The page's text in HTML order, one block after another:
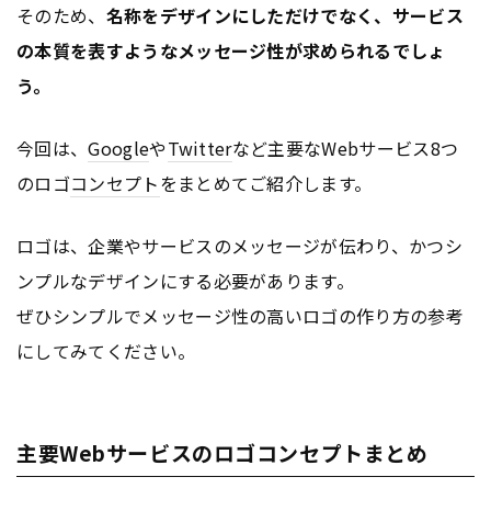
そのため、 名称をデザインにしただけでなく、サービス
の本質を表すようなメッセージ性が求められるでしょ
う。
今回は、GoogleやTwitterなど主要なWebサービス8つ
のロゴコンセプトをまとめてご紹介します。
ロゴは、企業やサービスのメッセージが伝わり、かつシ
ンプルなデザインにする必要があります。
ぜひシンプルでメッセージ性の高いロゴの作り方の参考
にしてみてください。
主要Webサービスのロゴコンセプトまとめ